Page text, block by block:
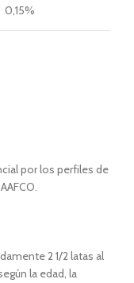
0,15%
por los perfiles de
2 1/2 latas al
la edad, la